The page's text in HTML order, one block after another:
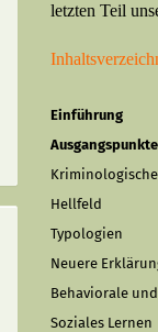
letzten Teil
Einführung
Ausgangspunkte
Hellfeld
Typologien
Neuere
Behaviorale
Soziales Lernen